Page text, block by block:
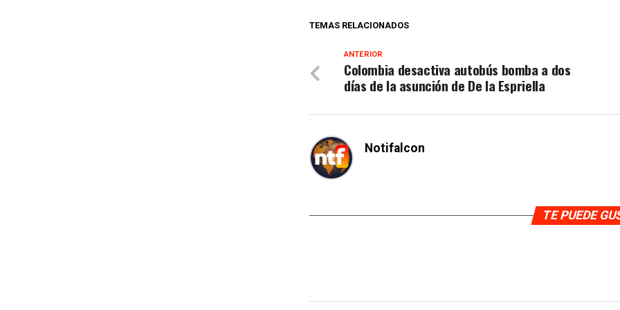
TEMAS RELACIONADOS
ANTERIOR
Colombia desactiva autobús bomba a dos
días de la asunción de De la Espriella
Notifalcon
TE PUEDE